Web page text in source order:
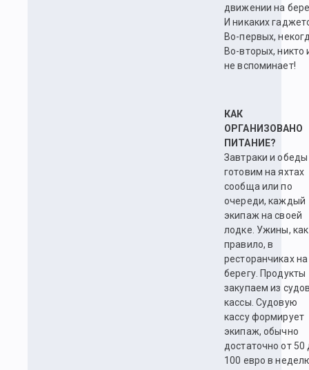
движении на
И никаких
Во-первых,
Во-вторых, никто
не вспоминает!
КАК
ОРГАНИЗОВАНО
ПИТАНИЕ?
Завтраки и обеды
готовим на яхтах
сообща или по
очереди, каждый
экипаж на своей
лодке. Ужины, как
правило, в
ресторанчиках на
берегу. Продукты
закупаем из
кассы. Судовую
кассу формирует
экипаж, обычно
достаточно от 50
100 евро в